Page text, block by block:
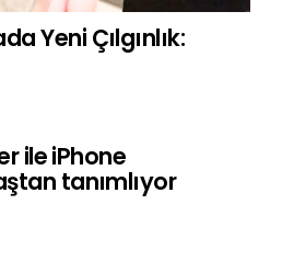
Yeni Çılgınlık:
ile iPhone
tanımlıyor